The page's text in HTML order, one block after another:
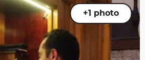
+1 photo